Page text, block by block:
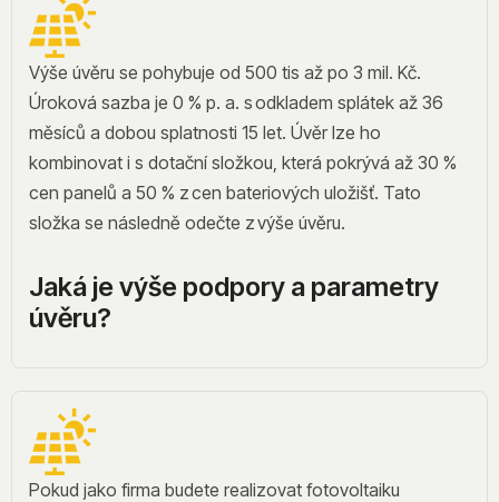
Výše úvěru se pohybuje od 500 tis až po 3 mil. Kč.
Úroková sazba je 0 % p. a. s odkladem splátek až 36
měsíců a dobou splatnosti 15 let. Úvěr lze ho
kombinovat i s dotační složkou, která pokrývá až 30 %
cen panelů a 50 % z cen bateriových uložišť. Tato
složka se následně odečte z výše úvěru.
Jaká je výše podpory a parametry
úvěru?
Pokud jako firma budete realizovat fotovoltaiku